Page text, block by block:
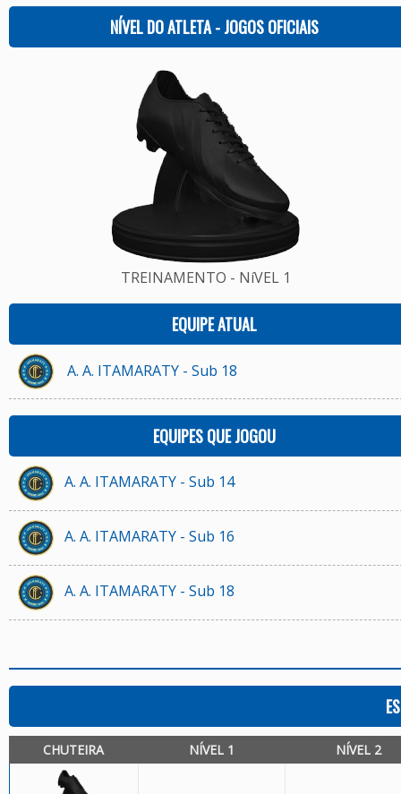
NÍVEL DO ATLETA - JOGOS OFICIAIS
TREINAMENTO - NíVEL 1
EQUIPE ATUAL
A. A. ITAMARATY - Sub 18
EQUIPES QUE JOGOU
A. A. ITAMARATY - Sub 14
A. A. ITAMARATY - Sub 16
A. A. ITAMARATY - Sub 18
CHUTEIRA NÍVEL 1 NÍVEL 2